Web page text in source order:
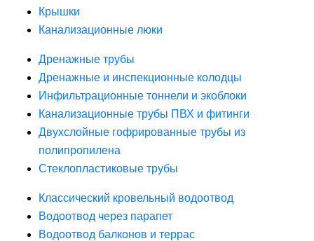
Крышки
Канализационные люки
Дренажные трубы
Дренажные и инспекционные колодцы
Инфильтрационные тоннели и экоблоки
Канализационные трубы ПВХ и фитинги
Двухслойные гофрированные трубы из
полипропилена
Стеклопластиковые трубы
Классический кровельный водоотвод
Водоотвод через парапет
Водоотвод балконов и террас